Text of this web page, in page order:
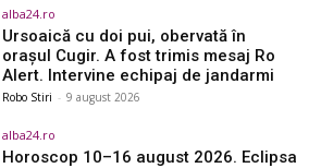
alba24.ro
Ursoaică cu doi pui, obervată în
orașul Cugir. A fost trimis mesaj Ro
Alert. Intervine echipaj de jandarmi
Robo Stiri - 9 august 2026
alba24.ro
Horoscop 10–16 august 2026. Eclipsa